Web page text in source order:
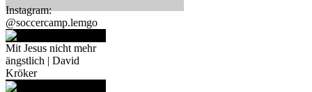
Instagram:
@soccercamp.lemgo
Mit Jesus nicht mehr
ängstlich | David
Kröker